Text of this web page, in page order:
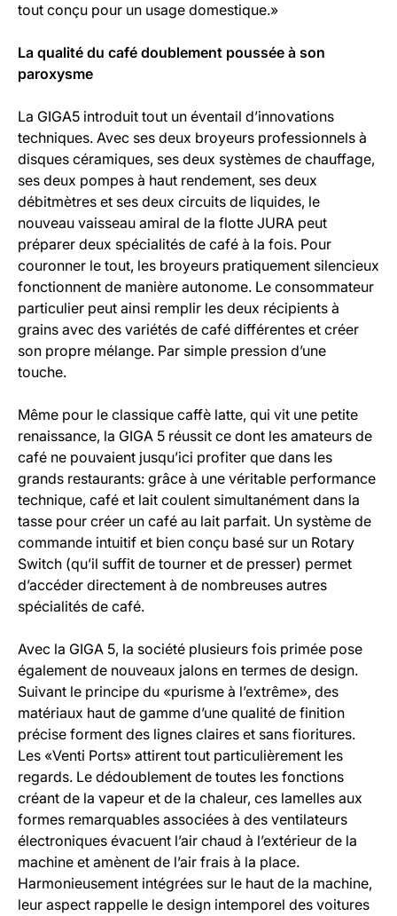
tout conçu pour un usage domestique.»
La qualité du café doublement poussée à son
paroxysme
La GIGA5 introduit tout un éventail d’innovations
techniques. Avec ses deux broyeurs professionnels à
disques céramiques, ses deux systèmes de chauffage,
ses deux pompes à haut rendement, ses deux
débitmètres et ses deux circuits de liquides, le
nouveau vaisseau amiral de la flotte JURA peut
préparer deux spécialités de café à la fois. Pour
couronner le tout, les broyeurs pratiquement silencieux
fonctionnent de manière autonome. Le consommateur
particulier peut ainsi remplir les deux récipients à
grains avec des variétés de café différentes et créer
son propre mélange. Par simple pression d’une
touche.
Même pour le classique caffè latte, qui vit une petite
renaissance, la GIGA 5 réussit ce dont les amateurs de
café ne pouvaient jusqu’ici profiter que dans les
grands restaurants: grâce à une véritable performance
technique, café et lait coulent simultanément dans la
tasse pour créer un café au lait parfait. Un système de
commande intuitif et bien conçu basé sur un Rotary
Switch (qu’il suffit de tourner et de presser) permet
d’accéder directement à de nombreuses autres
spécialités de café.
Avec la GIGA 5, la société plusieurs fois primée pose
également de nouveaux jalons en termes de design.
Suivant le principe du «purisme à l’extrême», des
matériaux haut de gamme d’une qualité de finition
précise forment des lignes claires et sans fioritures.
Les «Venti Ports» attirent tout particulièrement les
regards. Le dédoublement de toutes les fonctions
créant de la vapeur et de la chaleur, ces lamelles aux
formes remarquables associées à des ventilateurs
électroniques évacuent l’air chaud à l’extérieur de la
machine et amènent de l’air frais à la place.
Harmonieusement intégrées sur le haut de la machine,
leur aspect rappelle le design intemporel des voitures